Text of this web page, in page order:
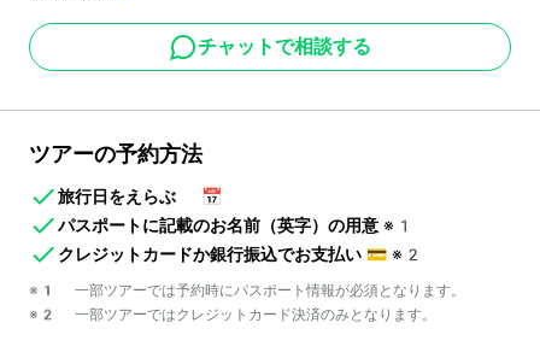
チャットで相談する
ツアーの予約方法
旅行日をえらぶ
📅
パスポートに記載のお名前（英字）の用意 ※1
クレジットカードか銀行振込でお支払い 💳 ※2
※1 一部ツアーでは予約時にパスポート情報が必須となります。
※2 一部ツアーではクレジットカード決済のみとなります。